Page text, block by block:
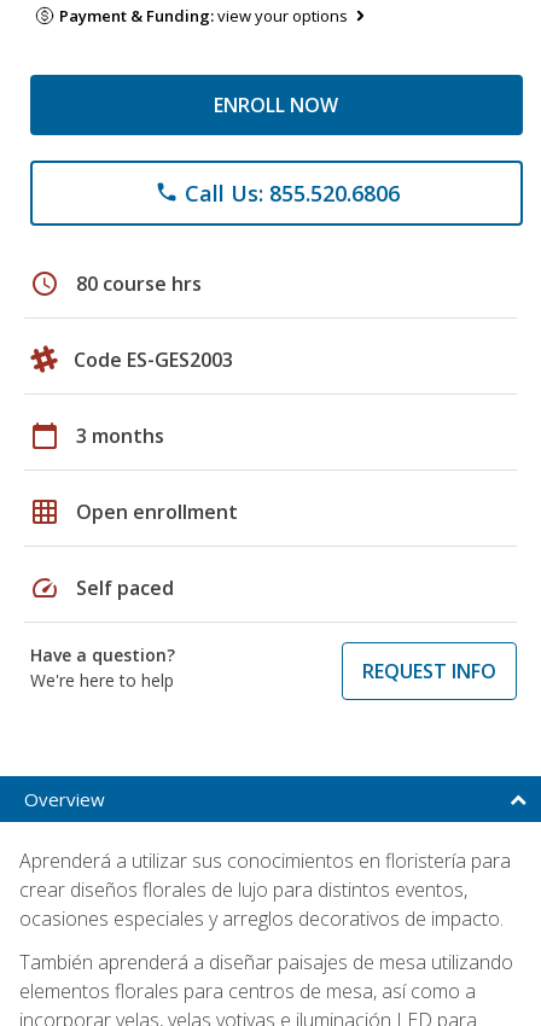
Payment & Funding:view your options
ENROLL NOW
phone Call Us: 855.520.6806
schedule 80 course hrs
Code ES-GES2003
calendar_today 3 months
grid_on Open enrollment
speed Self paced
Have a question?
We're here to help
REQUEST INFO
Overview
Aprenderá a utilizar sus conocimientos en floristería para
crear diseños florales de lujo para distintos eventos,
ocasiones especiales y arreglos decorativos de impacto.
También aprenderá a diseñar paisajes de mesa utilizando
elementos florales para centros de mesa, así como a
incorporar velas, velas votivas e iluminación LED para